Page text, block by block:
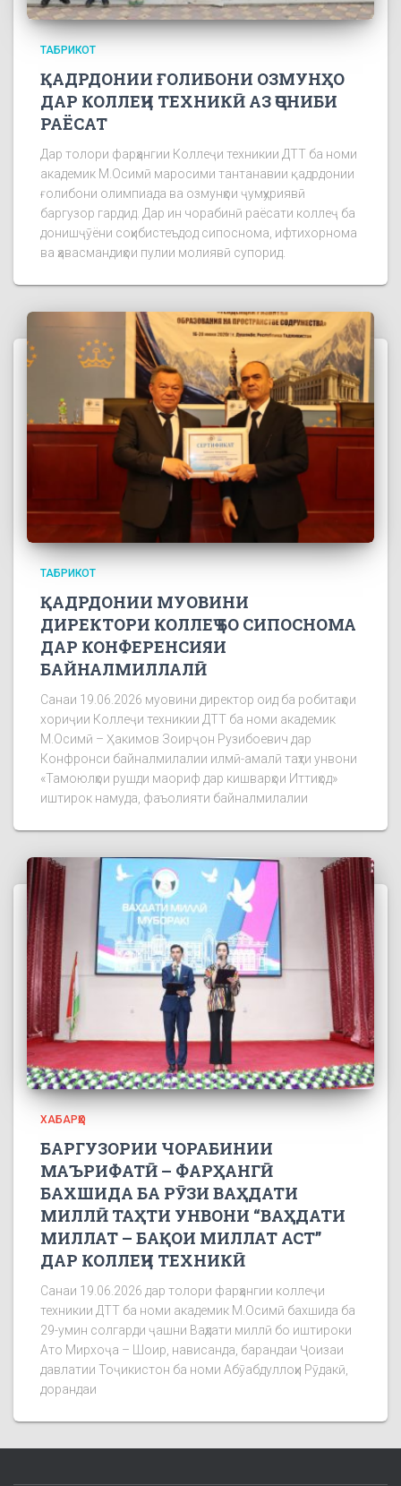
ТАБРИКОТ
ҚАДРДОНИИ ҒОЛИБОНИ ОЗМУНҲО
ДАР КОЛЛЕҶИ ТЕХНИКӢ АЗ ҶОНИБИ
РАЁСАТ
Дар толори фарҳангии Коллеҷи техникии ДТТ ба номи
академик М.Осимӣ маросими тантанавии қадрдонии
ғолибони олимпиада ва озмунҳои ҷумҳуриявӣ
баргузор гардид. Дар ин чорабинӣ раёсати коллеҷ ба
донишҷӯёни соҳибистеъдод сипоснома, ифтихорнома
ва ҳавасмандиҳои пулии молиявӣ супорид.
ТАБРИКОТ
ҚАДРДОНИИ МУОВИНИ
ДИРЕКТОРИ КОЛЛЕҶ БО СИПОСНОМА
ДАР КОНФЕРЕНСИЯИ
БАЙНАЛМИЛЛАЛӢ
Санаи 19.06.2026 муовини директор оид ба робитаҳои
хориҷии Коллеҷи техникии ДТТ ба номи академик
М.Осимӣ – Ҳакимов Зоирҷон Рузибоевич дар
Конфронси байналмилалии илмӣ-амалӣ таҳти унвони
«Тамоюлҳои рушди маориф дар кишварҳои Иттиҳод»
иштирок намуда, фаъолияти байналмилалии
ХАБАРҲО
БАРГУЗОРИИ ЧОРАБИНИИ
МАЪРИФАТӢ – ФАРҲАНГӢ
БАХШИДА БА РӮЗИ ВАҲДАТИ
МИЛЛӢ ТАҲТИ УНВОНИ “ВАҲДАТИ
МИЛЛАТ – БАҚОИ МИЛЛАТ АСТ”
ДАР КОЛЛЕҶИ ТЕХНИКӢ
Санаи 19.06.2026 дар толори фарҳангии коллеҷи
техникии ДТТ ба номи академик М.Осимӣ бахшида ба
29-умин солгарди ҷашни Ваҳдати миллӣ бо иштироки
Ато Мирхоҷа – Шоир, нависанда, барандаи Ҷоизаи
давлатии Тоҷикистон ба номи Абӯабдуллоҳи Рӯдакӣ,
дорандаи